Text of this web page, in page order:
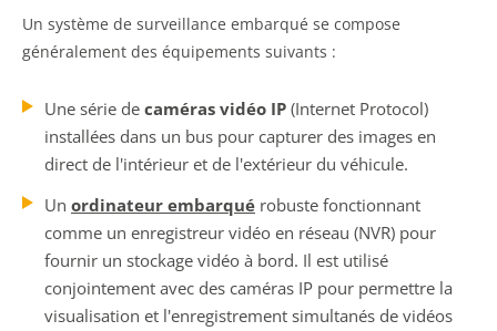
Un système de surveillance embarqué se compose
généralement des équipements suivants :
Une série de caméras vidéo IP (Internet Protocol)
installées dans un bus pour capturer des images en
direct de l'intérieur et de l'extérieur du véhicule.
Un ordinateur embarqué robuste fonctionnant
comme un enregistreur vidéo en réseau (NVR) pour
fournir un stockage vidéo à bord. Il est utilisé
conjointement avec des caméras IP pour permettre la
visualisation et l'enregistrement simultanés de vidéos